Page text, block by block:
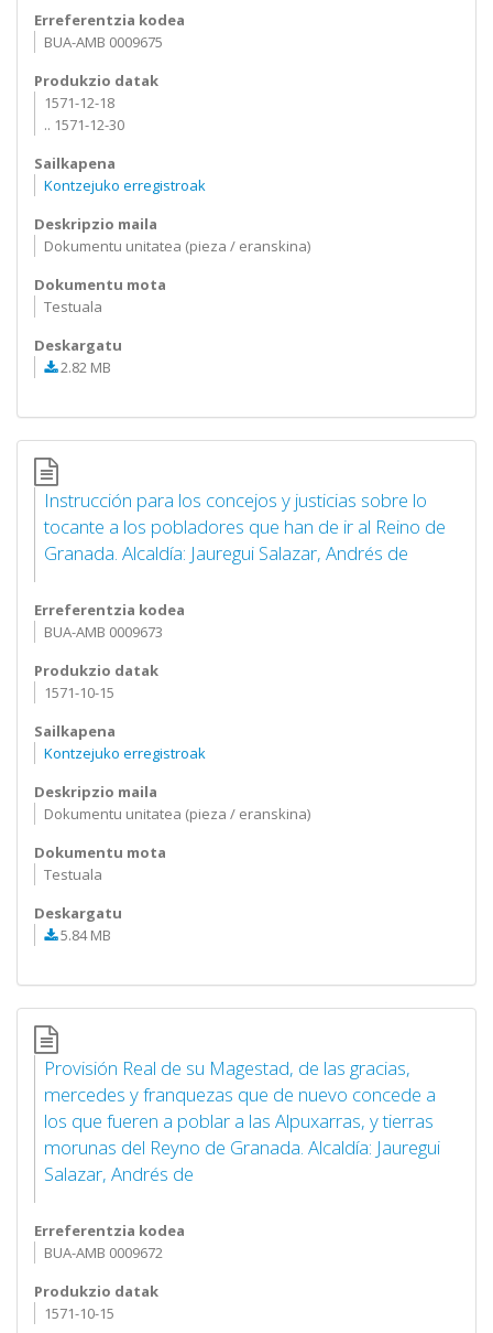
Erreferentzia kodea
BUA-AMB 0009675
Produkzio datak
1571-12-18
.. 1571-12-30
Sailkapena
Kontzejuko erregistroak
Deskripzio maila
Dokumentu unitatea (pieza / eranskina)
Dokumentu mota
Testuala
Deskargatu
2.82 MB
Instrucción para los concejos y justicias sobre lo
tocante a los pobladores que han de ir al Reino de
Granada. Alcaldía: Jauregui Salazar, Andrés de
Erreferentzia kodea
BUA-AMB 0009673
Produkzio datak
1571-10-15
Sailkapena
Kontzejuko erregistroak
Deskripzio maila
Dokumentu unitatea (pieza / eranskina)
Dokumentu mota
Testuala
Deskargatu
5.84 MB
Provisión Real de su Magestad, de las gracias,
mercedes y franquezas que de nuevo concede a
los que fueren a poblar a las Alpuxarras, y tierras
morunas del Reyno de Granada. Alcaldía: Jauregui
Salazar, Andrés de
Erreferentzia kodea
BUA-AMB 0009672
Produkzio datak
1571-10-15